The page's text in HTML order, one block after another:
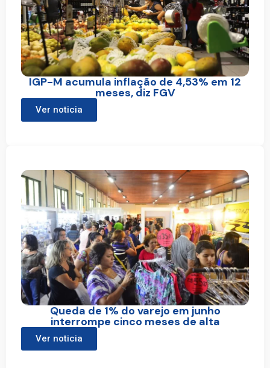
IGP-M acumula inflação de 4,53% em 12
meses, diz FGV
Ver noticia
Queda de 1% do varejo em junho
interrompe cinco meses de alta
Ver noticia